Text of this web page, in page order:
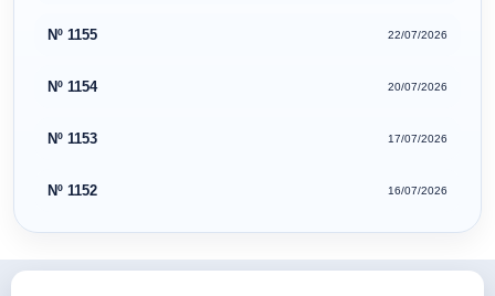
Nº 1155 22/07/2026
Nº 1154 20/07/2026
Nº 1153 17/07/2026
Nº 1152 16/07/2026